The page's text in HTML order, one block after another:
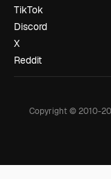
TikTok
Discord
X
Reddit
Copyright © 2010-